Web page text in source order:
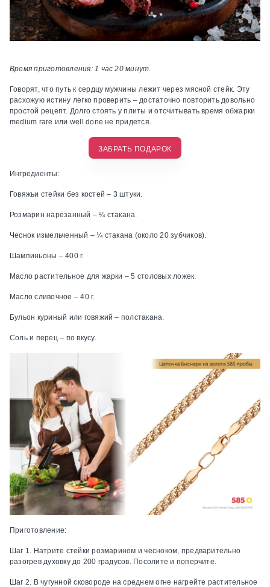
Время приготовления: 1 час 20 минут.
Говорят, что путь к сердцу мужчины лежит через мясной стейк. Эту
расхожую истину легко проверить – достаточно повторить довольно
простой рецепт. Долго стоять у плиты и отсчитывать время обжарки
medium rare или well done не придется.
ЗАБРАТЬ ПОДАРОК
Ингредиенты:
Говяжьи стейки без костей – 3 штуки.
Розмарин нарезанный – ¼ стакана.
Чеснок измельченный – ¼ стакана (около 20 зубчиков).
Шампиньоны – 400 г.
Масло растительное для жарки – 5 столовых ложек.
Масло сливочное – 40 г.
Бульон куриный или говяжий – полстакана.
Соль и перец – по вкусу.
Приготовление:
Шаг 1.
Натрите стейки розмарином и чесноком, предварительно
разогрев духовку до 200 градусов. Посолите и поперчите.
Шаг 2.
В чугунной сковороде на среднем огне нагрейте растительное